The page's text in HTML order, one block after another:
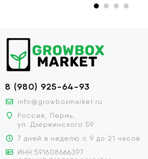
8 (980) 925-64-93
info@growboxmarket.ru
Россия, Пермь,
ул. Дзержинского 59
7 дней в неделю с 9 до 21 часов
ИНН:591608666397